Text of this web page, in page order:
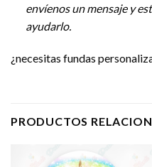
envíenos un mensaje y
ayudarlo.
¿necesitas fundas
PRODUCTOS